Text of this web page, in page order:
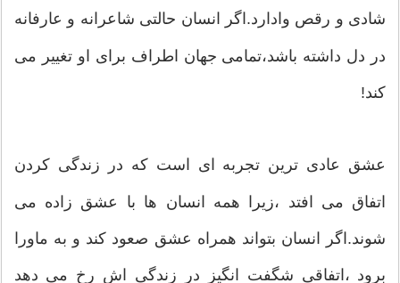
شادی و رقص وادارد.اگر انسان حالتی شاعرانه و عارفانه
در دل داشته باشد،تمامی جهان اطراف برای او تغییر می
کند!
عشق عادی ترین تجربه ای است که در زندگی کردن
اتفاق می افتد ،زیرا همه انسان ها با عشق زاده می
شوند.اگر انسان بتواند همراه عشق صعود کند و به ماورا
برود ،اتفاقی شگفت انگیز در زندگی اش رخ می دهد